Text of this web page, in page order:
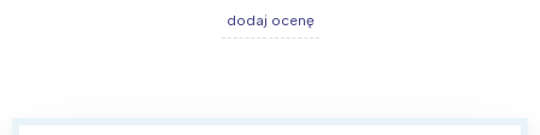
dodaj ocenę